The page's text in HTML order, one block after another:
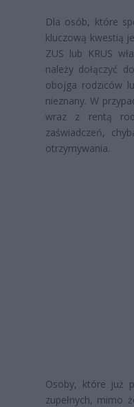
Dla osób, które
kluczową kwestią
ZUS lub KRUS
należy dołączyć
obojga rodziców
nieznany. W
wraz z rentą
zaświadczeń,
otrzymywania.
Osoby, które już
zupełnych, mimo